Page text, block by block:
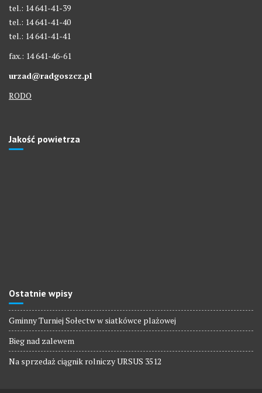
tel.: 14 641-41-39
tel.: 14 641-41-40
tel.: 14 641-41-41
fax.: 14 641-46-61
urzad@radgoszcz.pl
RODO
Jakość powietrza
Ostatnie wpisy
Gminny Turniej Sołectw w siatkówce plażowej
Bieg nad zalewem
Na sprzedaż ciągnik rolniczy URSUS 3512